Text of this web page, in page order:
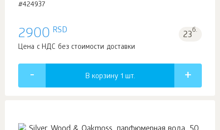
#424937
2900 RSD 23б.
Цена с НДС без стоимости доставки
В корзину 1 шт.